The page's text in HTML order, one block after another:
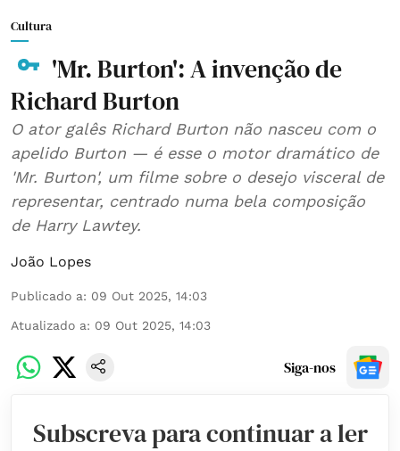
Cultura
'Mr. Burton': A invenção de
Richard Burton
O ator galês Richard Burton não nasceu com o
apelido Burton — é esse o motor dramático de
'Mr. Burton', um filme sobre o desejo visceral de
representar, centrado numa bela composição
de Harry Lawtey.
João Lopes
Publicado a: 09 Out 2025, 14:03
Atualizado a: 09 Out 2025, 14:03
Siga-nos
Subscreva para continuar a ler